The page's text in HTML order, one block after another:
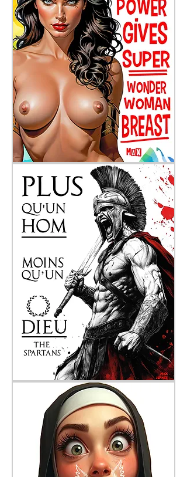
Super
Léonidas